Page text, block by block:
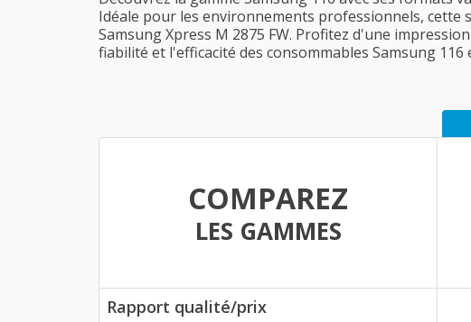
Idéale pour les environnements professionnels, cette
Samsung Xpress M 2875 FW. Profitez d'une
fiabilité et l'efficacité des consommables Samsung
COMPAREZ
LES GAMMES
Rapport qualité/prix